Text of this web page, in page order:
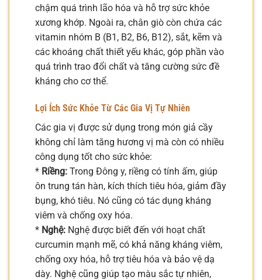
chậm quá trình lão hóa và hỗ trợ sức khỏe
xương khớp. Ngoài ra, chân giò còn chứa các
vitamin nhóm B (B1, B2, B6, B12), sắt, kẽm và
các khoáng chất thiết yếu khác, góp phần vào
quá trình trao đổi chất và tăng cường sức đề
kháng cho cơ thể.
Lợi Ích Sức Khỏe Từ Các Gia Vị Tự Nhiên
Các gia vị được sử dụng trong món giả cầy
không chỉ làm tăng hương vị mà còn có nhiều
công dụng tốt cho sức khỏe:
* Riềng: Trong Đông y, riềng có tính ấm, giúp
ôn trung tán hàn, kích thích tiêu hóa, giảm đầy
bụng, khó tiêu. Nó cũng có tác dụng kháng
viêm và chống oxy hóa.
* Nghệ: Nghệ được biết đến với hoạt chất
curcumin mạnh mẽ, có khả năng kháng viêm,
chống oxy hóa, hỗ trợ tiêu hóa và bảo vệ dạ
dày. Nghệ cũng giúp tạo màu sắc tự nhiên,